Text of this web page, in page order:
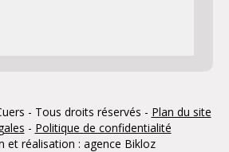
- Tous droits réservés - Plan du site
- Politique de confidentialité
et réalisation : agence Bikloz